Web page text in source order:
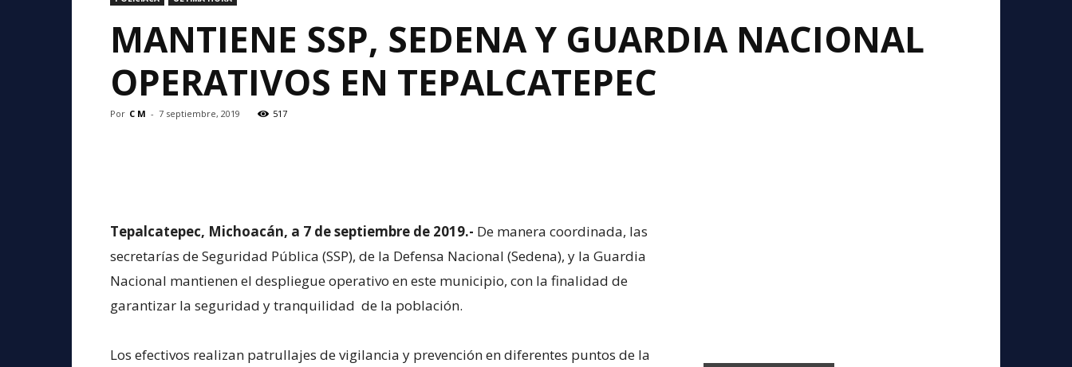
MANTIENE SSP, SEDENA Y GUARDIA NACIONAL
OPERATIVOS EN TEPALCATEPEC
Por C M - 7 septiembre, 2019 517
Tepalcatepec, Michoacán, a 7 de septiembre de 2019.- De manera coordinada, las
secretarías de Seguridad Pública (SSP), de la Defensa Nacional (Sedena), y la Guardia
Nacional mantienen el despliegue operativo en este municipio, con la finalidad de
garantizar la seguridad y tranquilidad de la población.
Los efectivos realizan patrullajes de vigilancia y prevención en diferentes puntos de la